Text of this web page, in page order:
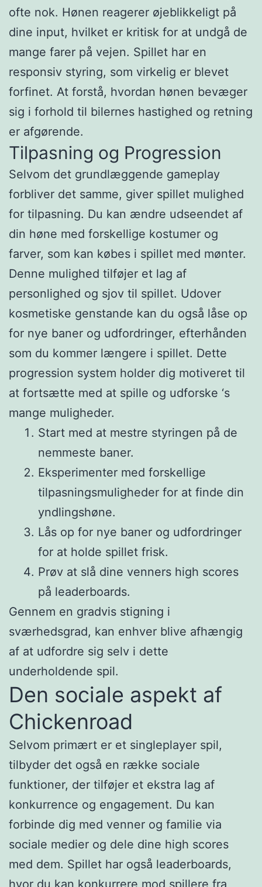
ofte nok. Hønen reagerer øjeblikkeligt på
dine input, hvilket er kritisk for at undgå de
mange farer på vejen. Spillet har en
responsiv styring, som virkelig er blevet
forfinet. At forstå, hvordan hønen bevæger
sig i forhold til bilernes hastighed og retning
er afgørende.
Tilpasning og Progression
Selvom det grundlæggende gameplay
forbliver det samme, giver spillet mulighed
for tilpasning. Du kan ændre udseendet af
din høne med forskellige kostumer og
farver, som kan købes i spillet med mønter.
Denne mulighed tilføjer et lag af
personlighed og sjov til spillet. Udover
kosmetiske genstande kan du også låse op
for nye baner og udfordringer, efterhånden
som du kommer længere i spillet. Dette
progression system holder dig motiveret til
at fortsætte med at spille og udforske ‘s
mange muligheder.
Start med at mestre styringen på de
nemmeste baner.
Eksperimenter med forskellige
tilpasningsmuligheder for at finde din
yndlingshøne.
Lås op for nye baner og udfordringer
for at holde spillet frisk.
Prøv at slå dine venners high scores
på leaderboards.
Gennem en gradvis stigning i
sværhedsgrad, kan enhver blive afhængig
af at udfordre sig selv i dette
underholdende spil.
Den sociale aspekt af
Chickenroad
Selvom primært er et singleplayer spil,
tilbyder det også en række sociale
funktioner, der tilføjer et ekstra lag af
konkurrence og engagement. Du kan
forbinde dig med venner og familie via
sociale medier og dele dine high scores
med dem. Spillet har også leaderboards,
hvor du kan konkurrere mod spillere fra